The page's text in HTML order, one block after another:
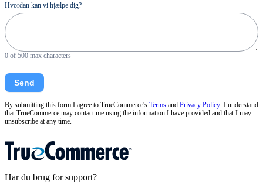
Hvordan kan vi hjælpe dig?
0 of 500 max characters
Send
By submitting this form I agree to TrueCommerce's Terms and Privacy Policy. I understand
that TrueCommerce may contact me using the information I have provided and that I may
unsubscribe at any time.
Har du brug for support?